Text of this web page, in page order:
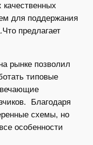
качественных
для поддержания
предлагает
рынке позволил
типовые
Благодаря
схемы, но
особенности